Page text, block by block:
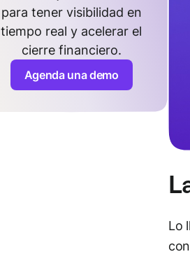
Lo
para tener visibilidad en
tiempo real y acelerar el
cierre financiero.
Agenda una demo